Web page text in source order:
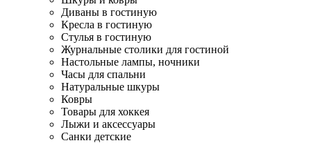
Диваны в гостиную
Кресла в гостиную
Стулья в гостиную
Журнальные столики для гостиной
Настольные лампы, ночники
Часы для спальни
Натуральные шкуры
Ковры
Товары для хоккея
Лыжи и аксессуары
Санки детские